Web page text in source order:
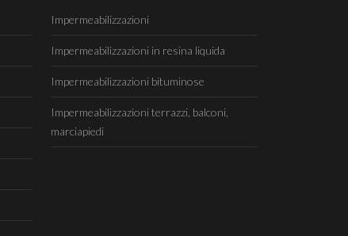
Impermeabilizzazioni
Impermeabilizzazioni in resina liquida
Impermeabilizzazioni bituminose
Impermeabilizzazioni terrazzi, balconi,
marciapiedi